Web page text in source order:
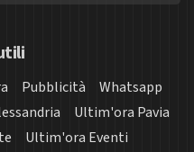
Pubblicità
Whatsapp
Ultim'ora Pavia
Ultim'ora Eventi